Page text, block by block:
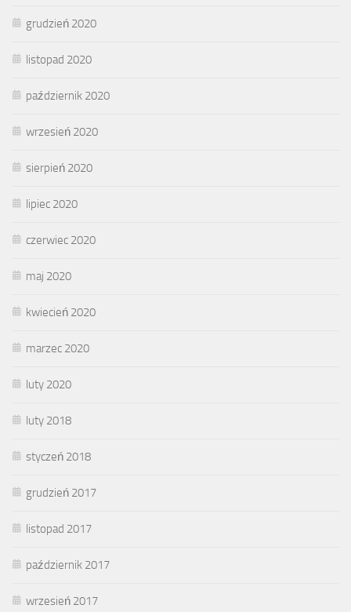
grudzień 2020
listopad 2020
październik 2020
wrzesień 2020
sierpień 2020
lipiec 2020
czerwiec 2020
maj 2020
kwiecień 2020
marzec 2020
luty 2020
luty 2018
styczeń 2018
grudzień 2017
listopad 2017
październik 2017
wrzesień 2017